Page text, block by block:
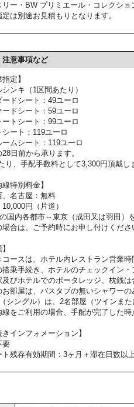
リー・BW プリミエール・コレクショ
は別途お見積もりとなります。
注意事項など
定】
ンキ（1区間あたり）
ードシート：49ユーロ
ードシート：59ユーロ
ートシート：99ユーロ
シート：119ユーロ
ームシート：119ユーロ
日前から承ります。
り、手配手数料として3,300円頂戴し
線特別料金】
、名古屋：無料
円（片道）
国内各都市⇔東京（成田又は羽田）
合は、ご予約時にお申し付けくださ
コースは、ホテル内レストラン営業時
搭乗手続き、ホテルのチェックイン
及びホテルでのポータレッジ、枕銭は
お部屋は、バスタブの無いシャワー
シングル）は、2名部屋（ツインま
線をご利用の場合、手配が完了した
きインフォメーション】
要
ト残存有効期間：3ヶ月＋滞在日数以